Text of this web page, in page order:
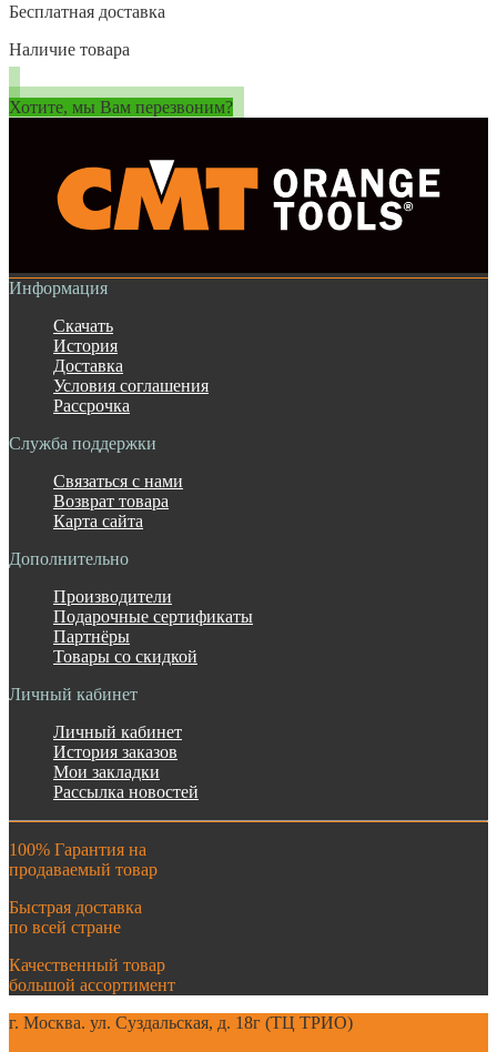
Бесплатная доставка
Наличие товара
Хотите, мы Вам перезвоним?
Информация
Скачать
История
Доставка
Условия соглашения
Рассрочка
Служба поддержки
Связаться с нами
Возврат товара
Карта сайта
Дополнительно
Производители
Подарочные сертификаты
Партнёры
Товары со скидкой
Личный кабинет
Личный кабинет
История заказов
Мои закладки
Рассылка новостей
100% Гарантия на
продаваемый товар
Быстрая доставка
по всей стране
Качественный товар
большой ассортимент
г. Москва. ул. Суздальская, д. 18г (ТЦ ТРИО)